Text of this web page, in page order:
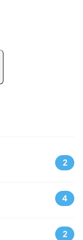
2
4
2